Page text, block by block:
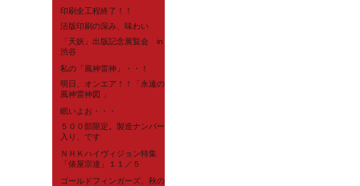
印刷全工程終了！！
活版印刷の深み、味わい
「天妖」出版記念展覧会 in
渋谷
私の「風神雷神」・・！
明日、オンエア！！「永遠の
風神雷神図 」
眠いよお・・・
５００部限定。製造ナンバー
入り、です
ＮＨＫハイヴィジョン特集
「俵屋宗達」１１／５
ゴールドフィンガーズ、秋の